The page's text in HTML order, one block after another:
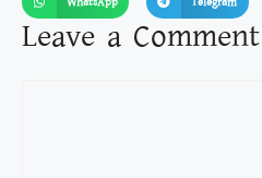
Leave a Comment